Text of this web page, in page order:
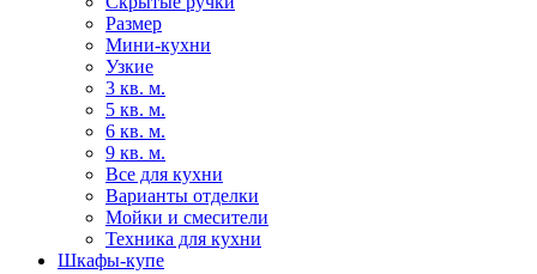
Размер
Мини-кухни
Узкие
3 кв. м.
5 кв. м.
6 кв. м.
9 кв. м.
Все для кухни
Варианты отделки
Мойки и смесители
Техника для кухни
Шкафы-купе